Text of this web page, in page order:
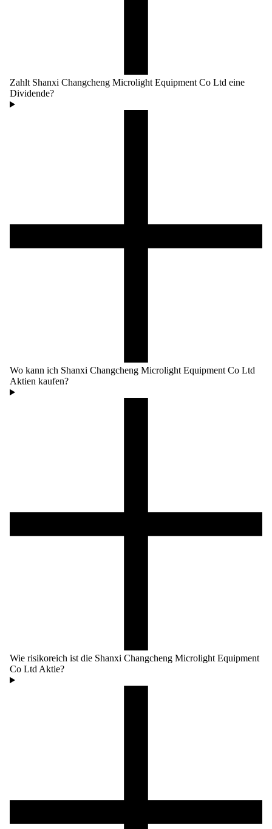
Zahlt Shanxi Changcheng Microlight Equipment Co Ltd eine
Dividende?
Wo kann ich Shanxi Changcheng Microlight Equipment Co Ltd
Aktien kaufen?
Wie risikoreich ist die Shanxi Changcheng Microlight Equipment
Co Ltd Aktie?